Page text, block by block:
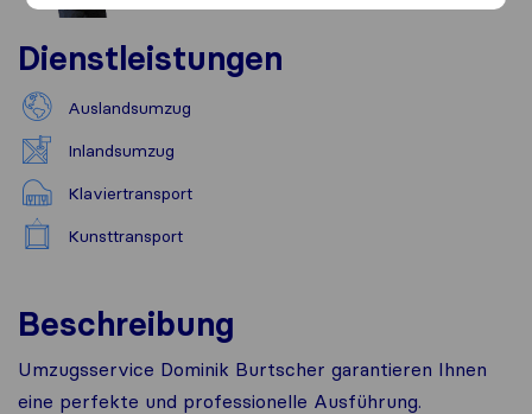
Dienstleistungen
Auslandsumzug
Inlandsumzug
Klaviertransport
Kunsttransport
Beschreibung
Umzugsservice Dominik Burtscher garantieren Ihnen
eine perfekte und professionelle Ausführung.